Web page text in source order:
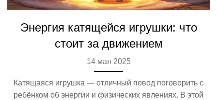
Энергия катящейся игрушки: что
стоит за движением
14 мая 2025
Катящаяся игрушка — отличный повод поговорить с
ребёнком об энергии и физических явлениях. В этой